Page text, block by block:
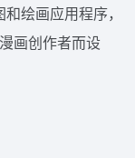
绘画应用程序，
画创作者而设